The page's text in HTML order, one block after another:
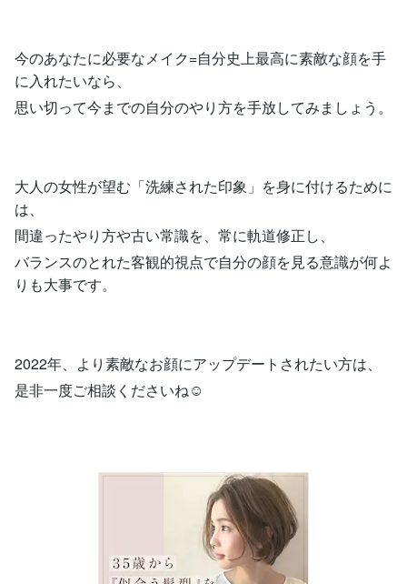
今のあなたに必要なメイク=自分史上最高に素敵な顔を手
に入れたいなら、
思い切って今までの自分のやり方を手放してみましょう。
大人の女性が望む「洗練された印象」を身に付けるために
は、
間違ったやり方や古い常識を、常に軌道修正し、
バランスのとれた客観的視点で自分の顔を見る意識が何よ
りも大事です。
2022年、より素敵なお顔にアップデートされたい方は、
是非一度ご相談くださいね☺️